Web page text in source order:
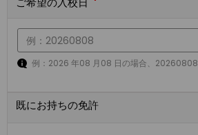
例：2026 年08 月08 日の場合、20260808
既にお持ちの免許